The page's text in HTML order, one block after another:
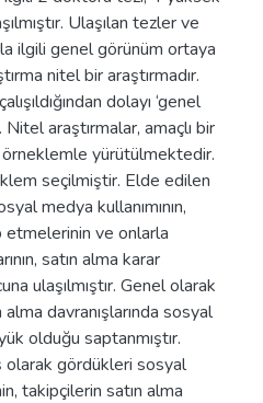
Ulaşılan tezler ve
ilgili genel görünüm ortaya
nitel bir araştırmadır.
dolayı ‘genel
Nitel araştırmalar, amaçlı bir
yürütülmektedir.
seçilmiştir. Elde edilen
medya kullanımının,
ve onlarla
satın alma karar
ulaşılmıştır. Genel olarak
alma davranışlarında sosyal
olduğu saptanmıştır.
olarak gördükleri sosyal
takipçilerin satın alma